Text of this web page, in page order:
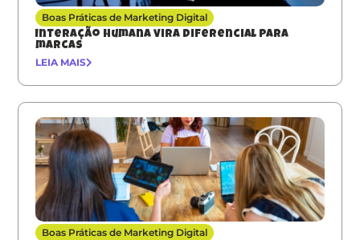
Boas Práticas de Marketing Digital
Interação humana vira diferencial para
marcas
LEIA MAIS
Boas Práticas de Marketing Digital